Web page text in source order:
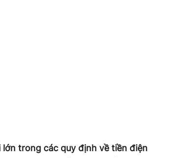
trong các quy định về tiền điện